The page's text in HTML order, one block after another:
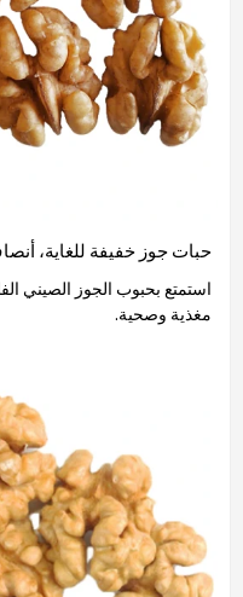
استمتع بحبوب الجوز الصيني
مغذية وصحية.